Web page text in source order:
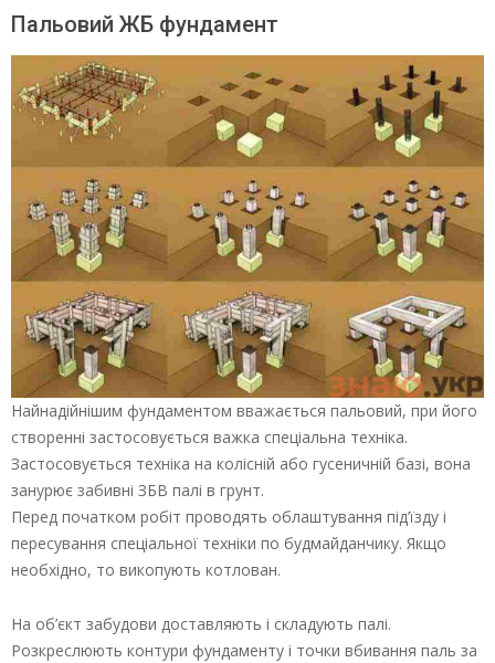
Пальовий ЖБ фундамент
Найнадійнішим фундаментом вважається пальовий, при його
створенні застосовується важка спеціальна техніка.
Застосовується техніка на колісній або гусеничній базі, вона
занурює забивні ЗБВ палі в грунт.
Перед початком робіт проводять облаштування під’їзду і
пересування спеціальної техніки по будмайданчику. Якщо
необхідно, то викопують котлован.
На об’єкт забудови доставляють і складують палі.
Розкреслюють контури фундаменту і точки вбивання паль за